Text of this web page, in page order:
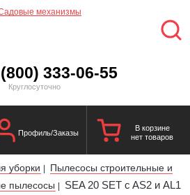
333-06-55
Круглосуточно
Профиль/Заказы
В корзине
нет товаров
уборки |
Пылесосы строительные и
пылесосы | SEA 20 SET c AS2 и AL1